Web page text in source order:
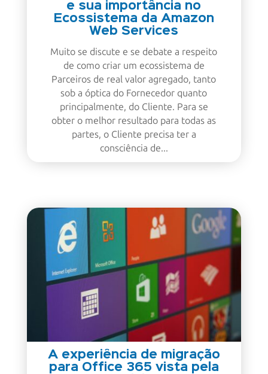
e sua importância no
Ecossistema da Amazon
Web Services
Muito se discute e se debate a respeito
de como criar um ecossistema de
Parceiros de real valor agregado, tanto
sob a óptica do Fornecedor quanto
principalmente, do Cliente. Para se
obter o melhor resultado para todas as
partes, o Cliente precisa ter a
consciência de...
A experiência de migração
para Office 365 vista pela